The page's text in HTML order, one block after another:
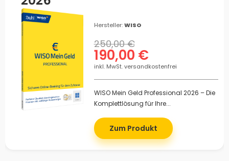
Hersteller:WISO
190,00 €
250,00 €
inkl. MwSt. versandkostenfrei
WISO Mein Geld Professional 2026 – Die
Komplettlösung für Ihre...
Zum Produkt